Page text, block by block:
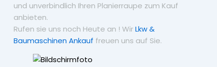
und unverbindlich Ihren Planierraupe zum Kauf
anbieten.
Rufen sie uns noch Heute an ! WirLkw &
Baumaschinen Ankauf freuen uns auf Sie.